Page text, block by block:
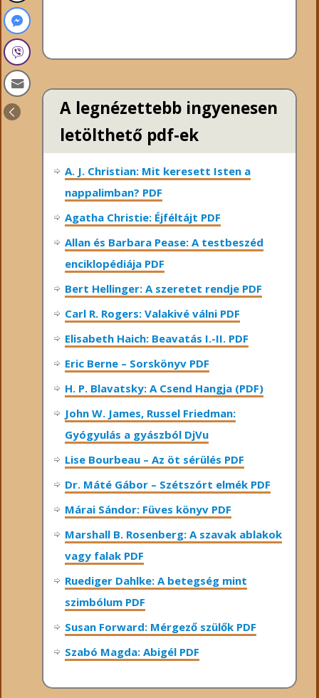
A legnézettebb ingyenesen
letölthető pdf-ek
A. J. Christian: Mit keresett Isten a
nappalimban? PDF
Agatha Christie: Éjféltájt PDF
Allan és Barbara Pease: A testbeszéd
enciklopédiája PDF
Bert Hellinger: A ​szeretet rendje PDF
Carl R. Rogers: Valakivé válni PDF
Elisabeth Haich: Beavatás I.-II. PDF
Eric Berne – Sorskönyv PDF
H. P. Blavatsky: A Csend Hangja (PDF)
John W. James, Russel Friedman:
Gyógyulás a gyászból DjVu
Lise Bourbeau – Az öt sérülés PDF
Dr. Máté Gábor – Szétszórt elmék PDF
Márai Sándor: Füves könyv PDF
Marshall B. Rosenberg: A szavak ablakok
vagy falak PDF
Ruediger Dahlke: A betegség mint
szimbólum PDF
Susan Forward: Mérgező szülők PDF
Szabó Magda: Abigél PDF